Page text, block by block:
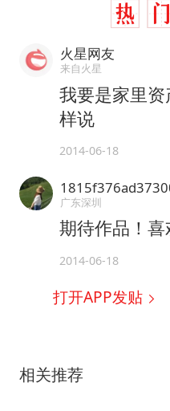
火星网友
来自火星
我要是家里
样说
2014-06-18
广东深圳
期待作品！
2014-06-18
打开APP发贴
相关推荐